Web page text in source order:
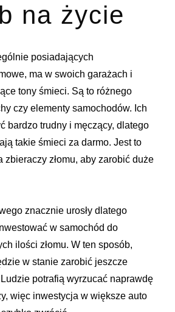
na życie
posiadających
ma w swoich garażach i
tony śmieci. Są to różnego
czy elementy samochodów. Ich
bardzo trudny i męczący, dlatego
takie śmieci za darmo. Jest to
zbieraczy złomu, aby zarobić duże
znacznie urosły dlatego
w samochód do
ilości złomu. W ten sposób,
w stanie zarobić jeszcze
potrafią wyrzucać naprawdę
więc inwestycja w większe auto